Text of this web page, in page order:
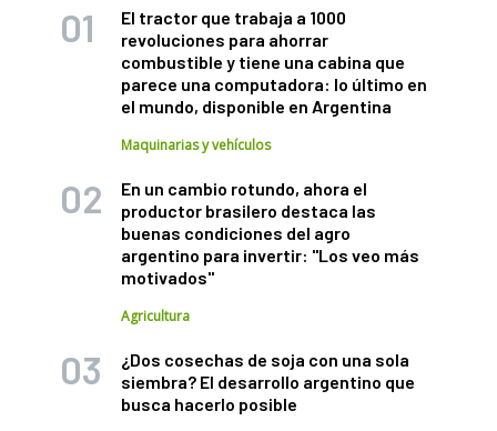
El tractor que trabaja a 1000
revoluciones para ahorrar
combustible y tiene una cabina que
parece una computadora: lo último en
el mundo, disponible en Argentina
Maquinarias y vehículos
En un cambio rotundo, ahora el
productor brasilero destaca las
buenas condiciones del agro
argentino para invertir: "Los veo más
motivados"
Agricultura
¿Dos cosechas de soja con una sola
siembra? El desarrollo argentino que
busca hacerlo posible